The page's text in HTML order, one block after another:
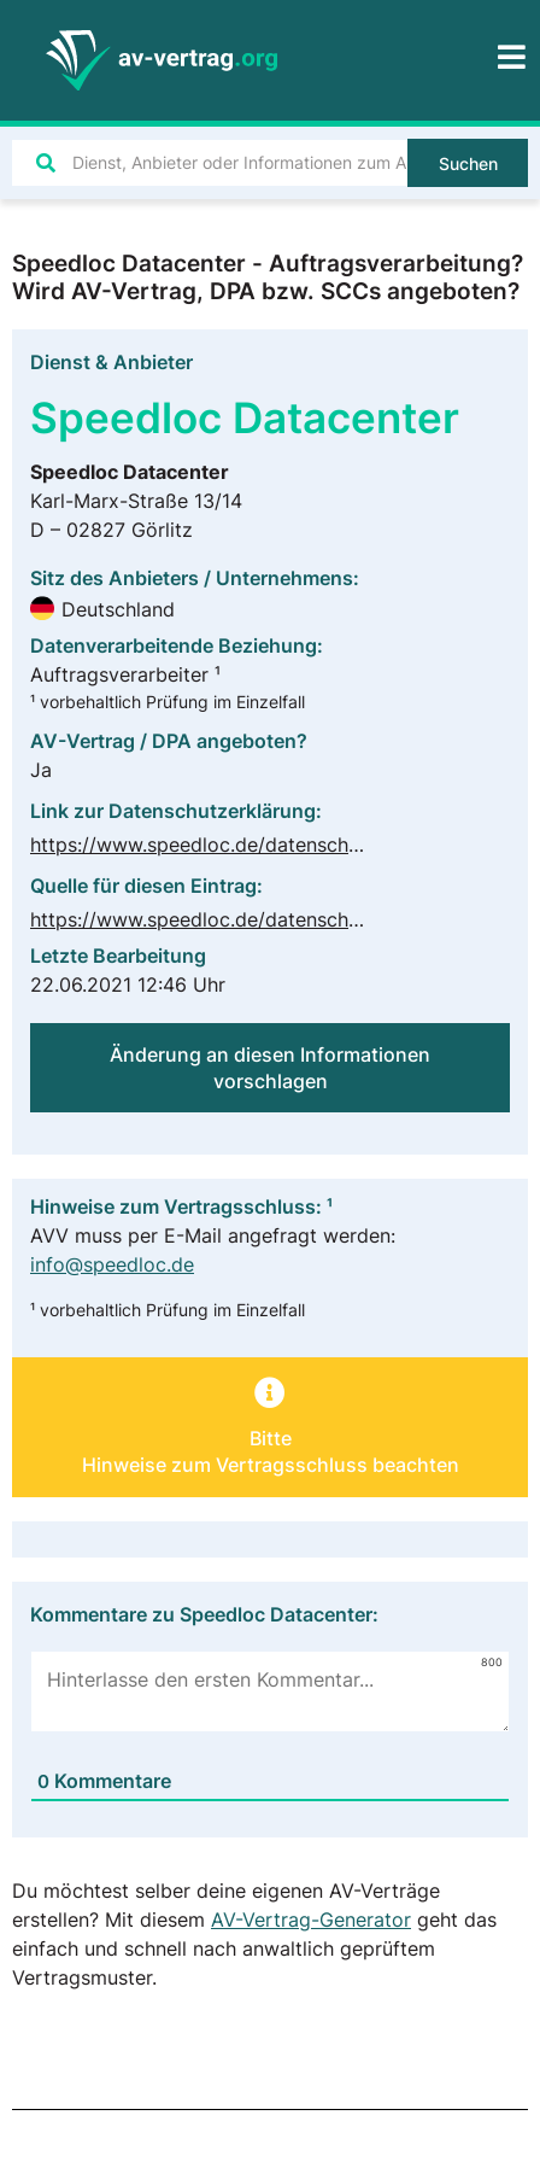
Suchen
Speedloc Datacenter - Auftragsverarbeitung?
Wird AV-Vertrag, DPA bzw. SCCs angeboten?
Dienst & Anbieter
Speedloc Datacenter
Speedloc Datacenter
Karl-Marx-Straße 13/14
D – 02827 Görlitz
Sitz des Anbieters / Unternehmens:
Deutschland
Datenverarbeitende Beziehung:
Auftragsverarbeiter ¹
¹ vorbehaltlich Prüfung im Einzelfall
AV-Vertrag / DPA angeboten?
Ja
Link zur Datenschutzerklärung:
https://www.speedloc.de/datenschutz
Quelle für diesen Eintrag:
https://www.speedloc.de/datenschutz
Letzte Bearbeitung
22.06.2021 12:46 Uhr
Änderung an diesen Informationen
vorschlagen
Hinweise zum Vertragsschluss: ¹
AVV muss per E-Mail angefragt werden:
info@speedloc.de
¹ vorbehaltlich Prüfung im Einzelfall
Bitte
Hinweise zum Vertragsschluss beachten
Kommentare zu Speedloc Datacenter:
800
0 Kommentare
Du möchtest selber deine eigenen AV-Verträge
erstellen? Mit diesem AV-Vertrag-Generator geht das
einfach und schnell nach anwaltlich geprüftem
Vertragsmuster.